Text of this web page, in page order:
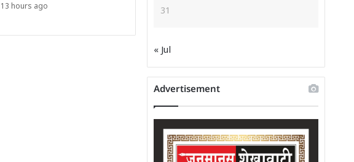
13 hours ago 31
« Jul
Advertisement